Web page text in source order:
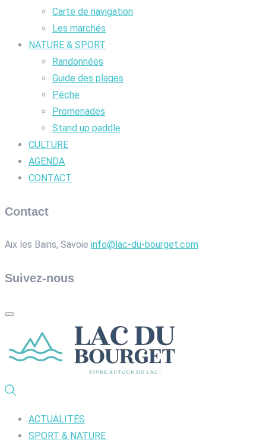
Carte de navigation
Les marchés
NATURE & SPORT
Randonnées
Guide des plages
Pêche
Promenades
Stand up paddle
CULTURE
AGENDA
CONTACT
Contact
Aix les Bains, Savoie info@lac-du-bourget.com
Suivez-nous
ACTUALITÉS
SPORT & NATURE